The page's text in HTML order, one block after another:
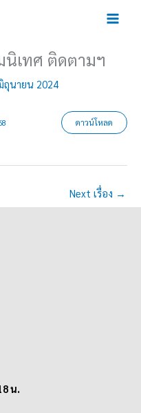
เทศ ติดตามฯ
ถุนายน 2024
ดาวน์โหลด
Next เรื่อง →
น.